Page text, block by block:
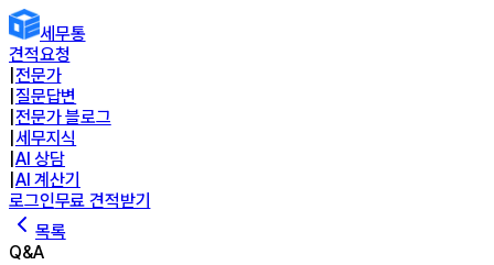
세무통
견적요청
전문가
질문답변
전문가 블로그
세무지식
AI 상담
AI 계산기
로그인무료 견적받기
목록
Q&A